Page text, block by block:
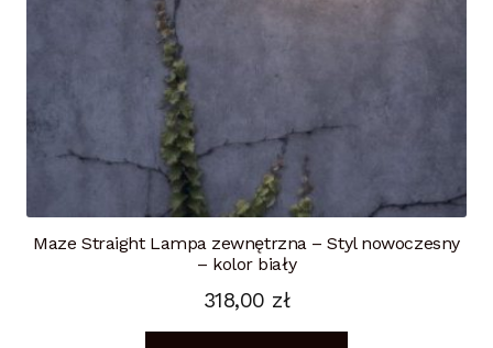
Maze Straight Lampa zewnętrzna – Styl nowoczesny
– kolor biały
318,00 zł